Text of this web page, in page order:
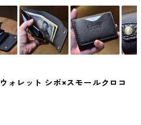
ォレット シボ×スモールクロコ